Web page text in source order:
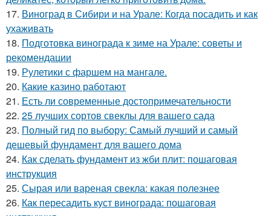
17. Виноград в Сибири и на Урале: Когда посадить и как
ухаживать
18. Подготовка винограда к зиме на Урале: советы и
рекомендации
19. Рулетики с фаршем на мангале.
20. Какие казино работают
21. Есть ли современные достопримечательности
22. 25 лучших сортов свеклы для вашего сада
23. Полный гид по выбору: Самый лучший и самый
дешевый фундамент для вашего дома
24. Как сделать фундамент из жби плит: пошаговая
инструкция
25. Сырая или вареная свекла: какая полезнее
26. Как пересадить куст винограда: пошаговая